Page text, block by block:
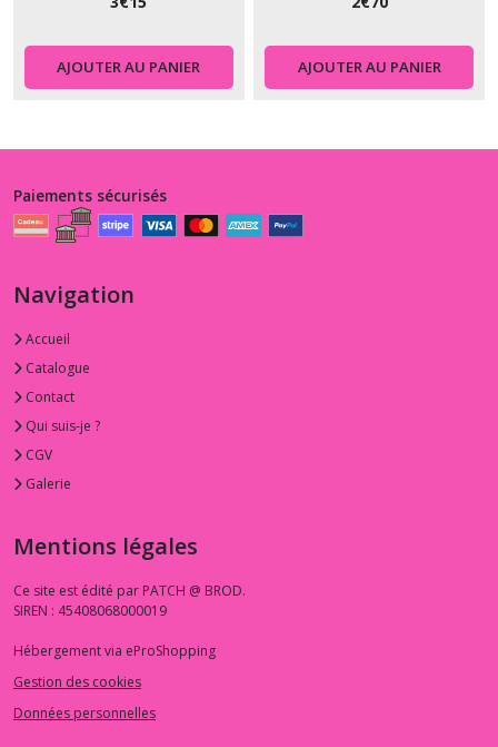
AJOUTER AU PANIER AJOUTER AU PANIER
Paiements sécurisés
Navigation
Accueil
Catalogue
Contact
Qui suis-je ?
CGV
Galerie
Mentions légales
Ce site est édité par PATCH @ BROD.
SIREN : 45408068000019
Hébergement via eProShopping
Gestion des cookies
Données personnelles